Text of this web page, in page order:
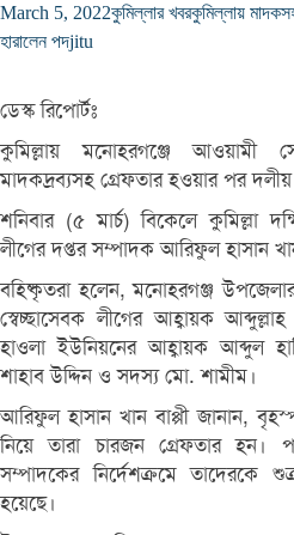
March 5, 2022কুমিল্লার খবরকুমিল্লায়
হারালেন পদjitu
ডেস্ক রিপোর্টঃ
কুমিল্লায় মনোহরগঞ্জে আওয়ামী
মাদকদ্রব্যসহ গ্রেফতার হওয়ার পর
শনিবার (৫ মার্চ) বিকেলে কুমিল্লা
লীগের দপ্তর সম্পাদক আরিফুল হাসান
বহিষ্কৃতরা হলেন, মনোহরগঞ্জ
স্বেচ্ছাসেবক লীগের আহ্বায়ক
হাওলা ইউনিয়নের আহ্বায়ক আব্দুল
শাহাব উদ্দিন ও সদস্য মো. শামীম।
আরিফুল হাসান খান বাপ্পী জানান,
নিয়ে তারা চারজন গ্রেফতার হন।
সম্পাদকের নির্দেশক্রমে তাদেরকে
হয়েছে।